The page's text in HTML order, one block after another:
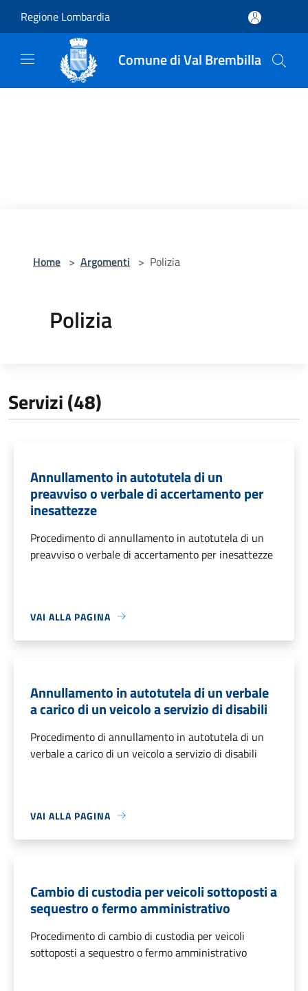
Regione Lombardia
Comune di Val Brembilla
Home > Argomenti > Polizia
Polizia
Servizi (48)
Annullamento in autotutela di un
preavviso o verbale di accertamento per
inesattezze
Procedimento di annullamento in autotutela di un
preavviso o verbale di accertamento per inesattezze
VAI ALLA PAGINA
Annullamento in autotutela di un verbale
a carico di un veicolo a servizio di disabili
Procedimento di annullamento in autotutela di un
verbale a carico di un veicolo a servizio di disabili
VAI ALLA PAGINA
Cambio di custodia per veicoli sottoposti a
sequestro o fermo amministrativo
Procedimento di cambio di custodia per veicoli
sottoposti a sequestro o fermo amministrativo